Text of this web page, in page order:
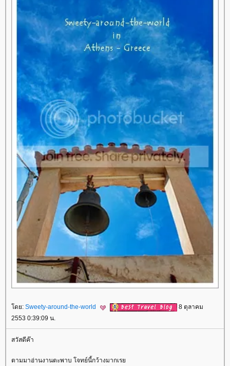
ดย: Sweety-around-the-world
8 ตุลาคม
2553 0:39:09 น.
สวัสดีค๊า
ตามมาอ่านงานตะพาบ โจทย์นี้กว้างมากเร